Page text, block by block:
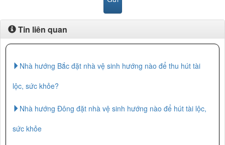
Tin liên quan
Nhà hướng Bắc đặt nhà vệ sinh hướng nào để thu hút tài
lộc, sức khỏe?
Nhà hướng Đông đặt nhà vệ sinh hướng nào để hút tài lộc,
sức khỏe